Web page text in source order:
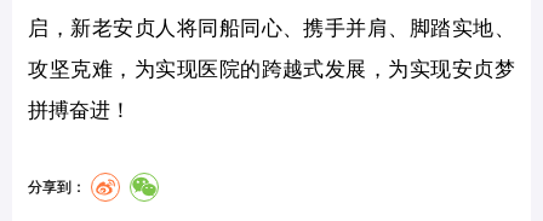
启，新老安贞人将同船同心、携手并肩、脚踏实地、
攻坚克难，为实现医院的跨越式发展，为实现安贞梦
拼搏奋进！
分享到：